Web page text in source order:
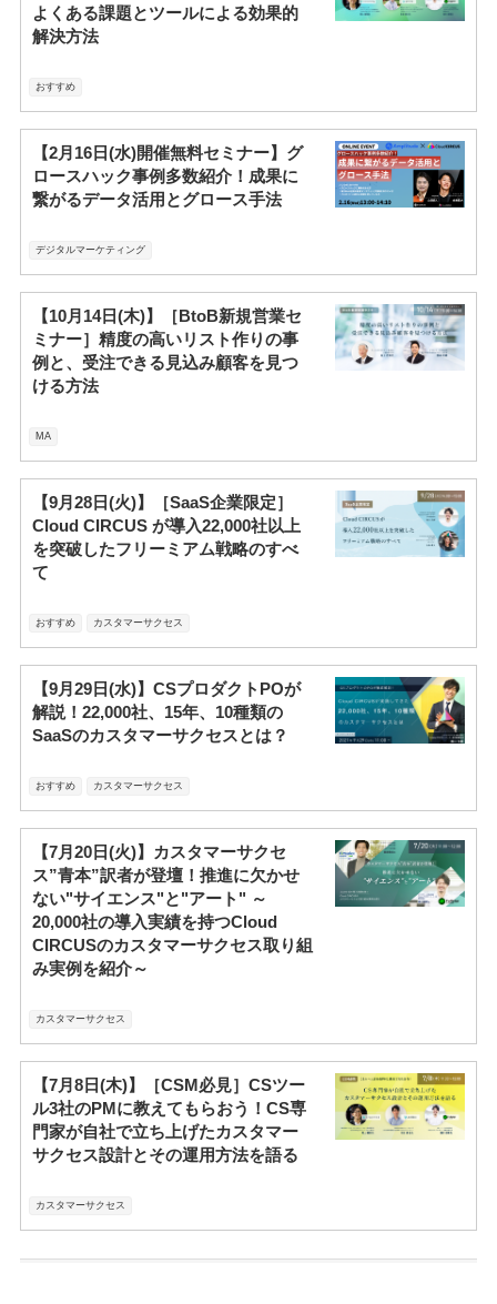
よくある課題とツールによる効果的
解決方法
おすすめ
【2月16日(水)開催無料セミナー】グ
ロースハック事例多数紹介！成果に
繋がるデータ活用とグロース手法
デジタルマーケティング
【10月14日(木)】［BtoB新規営業セ
ミナー］精度の高いリスト作りの事
例と、受注できる見込み顧客を見つ
ける方法
MA
【9月28日(火)】［SaaS企業限定］
Cloud CIRCUS が導入22,000社以上
を突破したフリーミアム戦略のすべ
て
おすすめ カスタマーサクセス
【9月29日(水)】CSプロダクトPOが
解説！22,000社、15年、10種類の
SaaSのカスタマーサクセスとは？
おすすめ カスタマーサクセス
【7月20日(火)】カスタマーサクセ
ス”青本”訳者が登壇！推進に欠かせ
ない"サイエンス"と"アート" ～
20,000社の導入実績を持つCloud
CIRCUSのカスタマーサクセス取り組
み実例を紹介～
カスタマーサクセス
【7月8日(木)】［CSM必見］CSツー
ル3社のPMに教えてもらおう！CS専
門家が自社で立ち上げたカスタマー
サクセス設計とその運用方法を語る
カスタマーサクセス